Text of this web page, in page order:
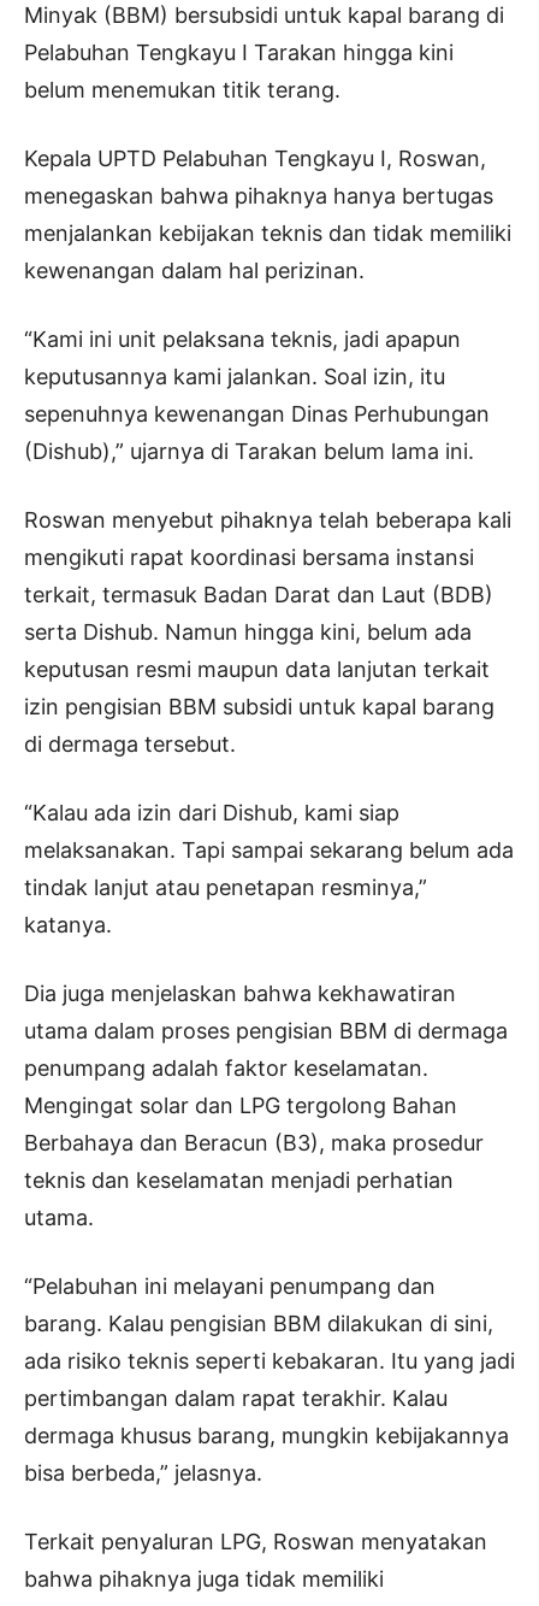
Minyak (BBM) bersubsidi untuk kapal barang di
Pelabuhan Tengkayu I Tarakan hingga kini
belum menemukan titik terang.
Kepala UPTD Pelabuhan Tengkayu I, Roswan,
menegaskan bahwa pihaknya hanya bertugas
menjalankan kebijakan teknis dan tidak memiliki
kewenangan dalam hal perizinan.
“Kami ini unit pelaksana teknis, jadi apapun
keputusannya kami jalankan. Soal izin, itu
sepenuhnya kewenangan Dinas Perhubungan
(Dishub),” ujarnya di Tarakan belum lama ini.
Roswan menyebut pihaknya telah beberapa kali
mengikuti rapat koordinasi bersama instansi
terkait, termasuk Badan Darat dan Laut (BDB)
serta Dishub. Namun hingga kini, belum ada
keputusan resmi maupun data lanjutan terkait
izin pengisian BBM subsidi untuk kapal barang
di dermaga tersebut.
“Kalau ada izin dari Dishub, kami siap
melaksanakan. Tapi sampai sekarang belum ada
tindak lanjut atau penetapan resminya,”
katanya.
Dia juga menjelaskan bahwa kekhawatiran
utama dalam proses pengisian BBM di dermaga
penumpang adalah faktor keselamatan.
Mengingat solar dan LPG tergolong Bahan
Berbahaya dan Beracun (B3), maka prosedur
teknis dan keselamatan menjadi perhatian
utama.
“Pelabuhan ini melayani penumpang dan
barang. Kalau pengisian BBM dilakukan di sini,
ada risiko teknis seperti kebakaran. Itu yang jadi
pertimbangan dalam rapat terakhir. Kalau
dermaga khusus barang, mungkin kebijakannya
bisa berbeda,” jelasnya.
Terkait penyaluran LPG, Roswan menyatakan
bahwa pihaknya juga tidak memiliki